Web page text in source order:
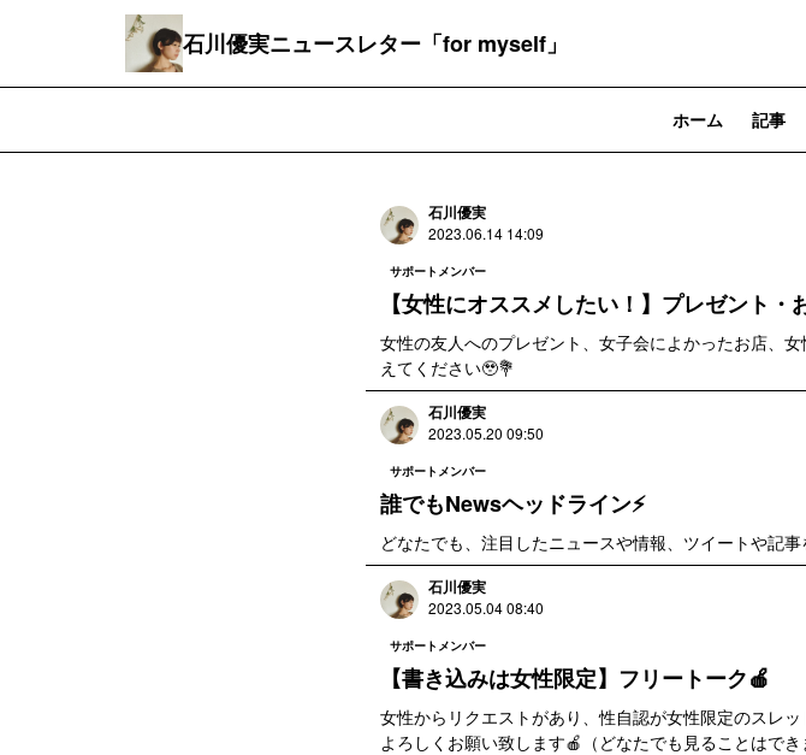
石川優実ニュースレター「for myself」
ホーム 記事
石川優実
2023.06.14 14:09
サポートメンバー
【女性にオススメしたい！】プレゼント
女性の友人へのプレゼント、女子会によかったお店、
えてください🥹💐
石川優実
2023.05.20 09:50
サポートメンバー
誰でもNewsヘッドライン⚡️
どなたでも、注目したニュースや情報、ツイートや記事
石川優実
2023.05.04 08:40
サポートメンバー
【書き込みは女性限定】フリートーク🍎
女性からリクエストがあり、性自認が女性限定のスレ
よろしくお願い致します🍎（どなたでも見ることはでき